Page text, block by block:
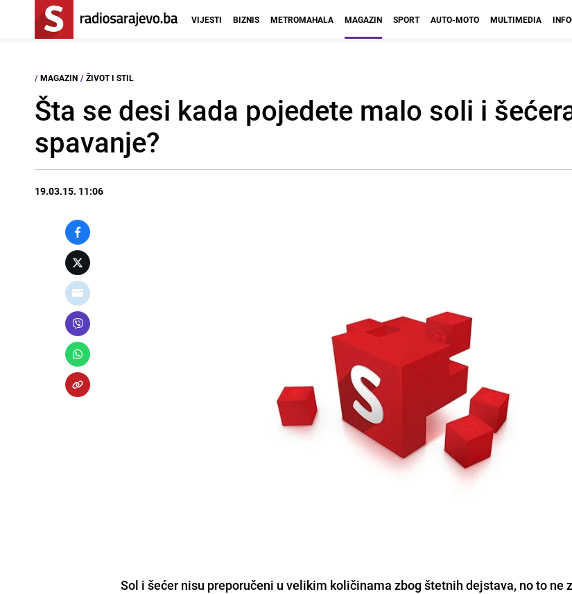
VIJESTI BIZNIS METROMAHALA MAGAZIN SPORT AUTO-MOTO MULTIMEDIA
/ MAGAZIN / ŽIVOT I STIL
Šta se desi kada pojedete malo soli i
spavanje?
19.03.15. 11:06
Sol i šećer nisu preporučeni u velikim količinama zbog štetnih dejstava, no to ne